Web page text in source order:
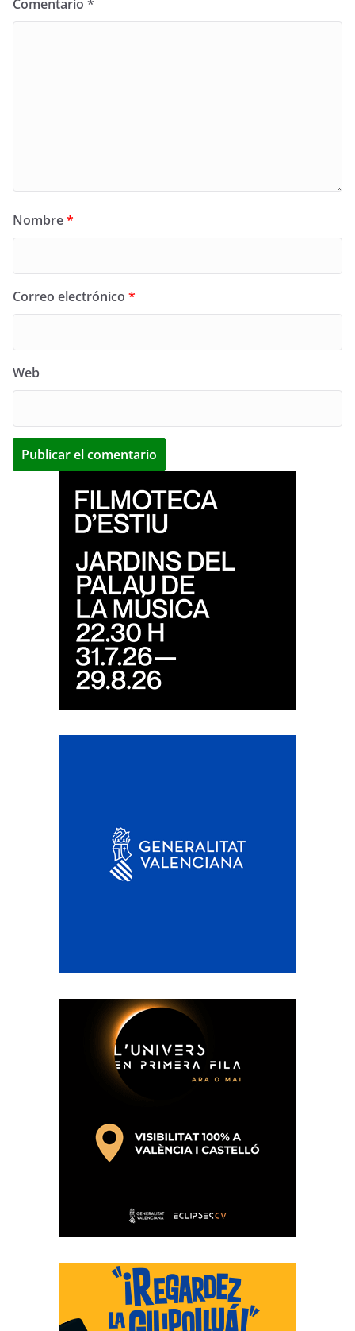
Comentario *
Nombre*
Correo electrónico *
Web